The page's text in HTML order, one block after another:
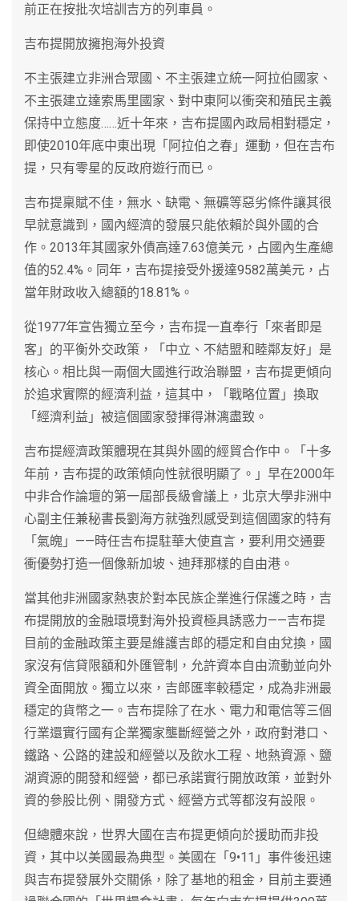
前正在按批次培訓吉方的列車員。
吉布提開放擁抱海外投資
不主張建立非洲合眾國、不主張建立統一阿拉伯國家、
不主張建立達索馬里國家、對中東阿以衝突和殖民主義
保持中立態度……近十年來，吉布提國內政局相對穩定，
即使2010年底中東出現「阿拉伯之春」運動，但在吉布
提，只有零星的反政府遊行而已。
吉布提稟賦不佳，無水、缺電、無礦等惡劣條件讓其很
早就意識到，國內經濟的發展只能依賴於與外國的合
作。2013年其國家外債高達7.63億美元，占國內生產總
值的52.4%。同年，吉布提接受外援達9582萬美元，占
當年財政收入總額的18.81%。
從1977年宣告獨立至今，吉布提一直奉行「來者即是
客」的平衡外交政策，「中立、不結盟和睦鄰友好」是
核心。相比與一兩個大國進行政治聯盟，吉布提更傾向
於追求實際的經濟利益，這其中，「戰略位置」換取
「經濟利益」被這個國家發揮得淋漓盡致。
吉布提經濟政策體現在其與外國的經貿合作中。「十多
年前，吉布提的政策傾向性就很明顯了。」早在2000年
中非合作論壇的第一屆部長級會議上，北京大學非洲中
心副主任兼秘書長劉海方就強烈感受到這個國家的特有
「氣魄」——時任吉布提駐華大使直言，要利用交通要
衝優勢打造一個像新加坡、迪拜那樣的自由港。
當其他非洲國家熱衷於對本民族企業進行保護之時，吉
布提開放的金融環境對海外投資極具誘惑力——吉布提
目前的金融政策主要是維護吉郎的穩定和自由兌換，國
家沒有信貸限額和外匯管制，允許資本自由流動並向外
資全面開放。獨立以來，吉郎匯率較穩定，成為非洲最
穩定的貨幣之一。吉布提除了在水、電力和電信等三個
行業還實行國有企業獨家壟斷經營之外，政府對港口、
鐵路、公路的建設和經營以及飲水工程、地熱資源、鹽
湖資源的開發和經營，都已承諾實行開放政策，並對外
資的參股比例、開發方式、經營方式等都沒有設限。
但總體來說，世界大國在吉布提更傾向於援助而非投
資，其中以美國最為典型。美國在「9•11」事件後迅速
與吉布提發展外交關係，除了基地的租金，目前主要通